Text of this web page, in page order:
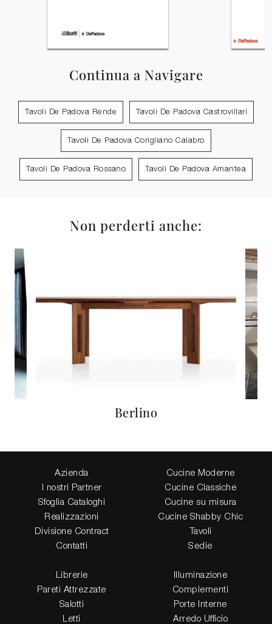
Continua a Navigare
Tavoli De Padova Rende Tavoli De Padova Castrovillari
Tavoli De Padova Corigliano Calabro
Tavoli De Padova Rossano Tavoli De Padova Amantea
Non perderti anche:
Berlino
Azienda
I nostri Partner
Sfoglia Cataloghi
Realizzazioni
Divisione Contract
Contatti
Cucine Moderne
Cucine Classiche
Cucine su misura
Cucine Shabby Chic
Tavoli
Sedie
Librerie
Pareti Attrezzate
Salotti
Letti
Illuminazione
Complementi
Porte Interne
Arredo Ufficio